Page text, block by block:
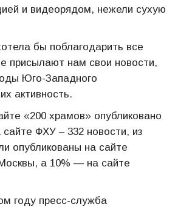
и видеорядом, нежели сухую
бы поблагодарить все
присылают нам свои новости,
Юго-Западного
активность.
«200 храмов» опубликовано
сайте ФХУ – 332 новости, из
опубликованы на сайте
а 10% — на сайте
году пресс-служба